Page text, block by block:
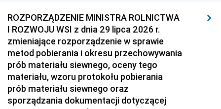
ROZPORZĄDZENIE MINISTRA ROLNICTWA
I ROZWOJU WSI z dnia 29 lipca 2026 r.
zmieniające rozporządzenie w sprawie
metod pobierania i okresu przechowywania
prób materiału siewnego, oceny tego
materiału, wzoru protokołu pobierania
prób materiału siewnego oraz
sporządzania dokumentacji dotyczącej